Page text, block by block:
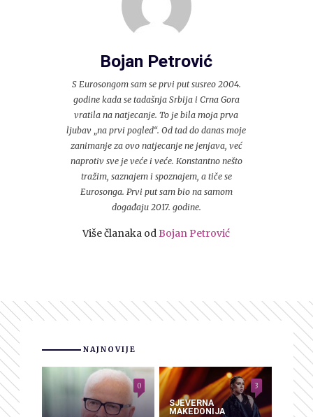
Bojan Petrović
S Eurosongom sam se prvi put susreo 2004.
godine kada se tadašnja Srbija i Crna Gora
vratila na natjecanje. To je bila moja prva
ljubav „na prvi pogled“. Od tad do danas moje
zanimanje za ovo natjecanje ne jenjava, već
naprotiv sve je veće i veće. Konstantno nešto
tražim, saznajem i spoznajem, a tiče se
Eurosonga. Prvi put sam bio na samom
događaju 2017. godine.
Više članaka odBojan Petrović
NAJNOVIJE
0
SJEVERNA
MAKEDONIJA
3